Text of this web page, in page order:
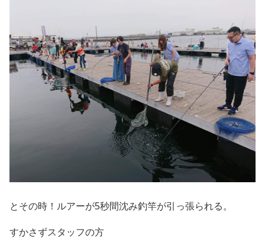
とその時！ルアーが5秒間沈み釣竿が引っ張られる。
すかさずスタッフの方